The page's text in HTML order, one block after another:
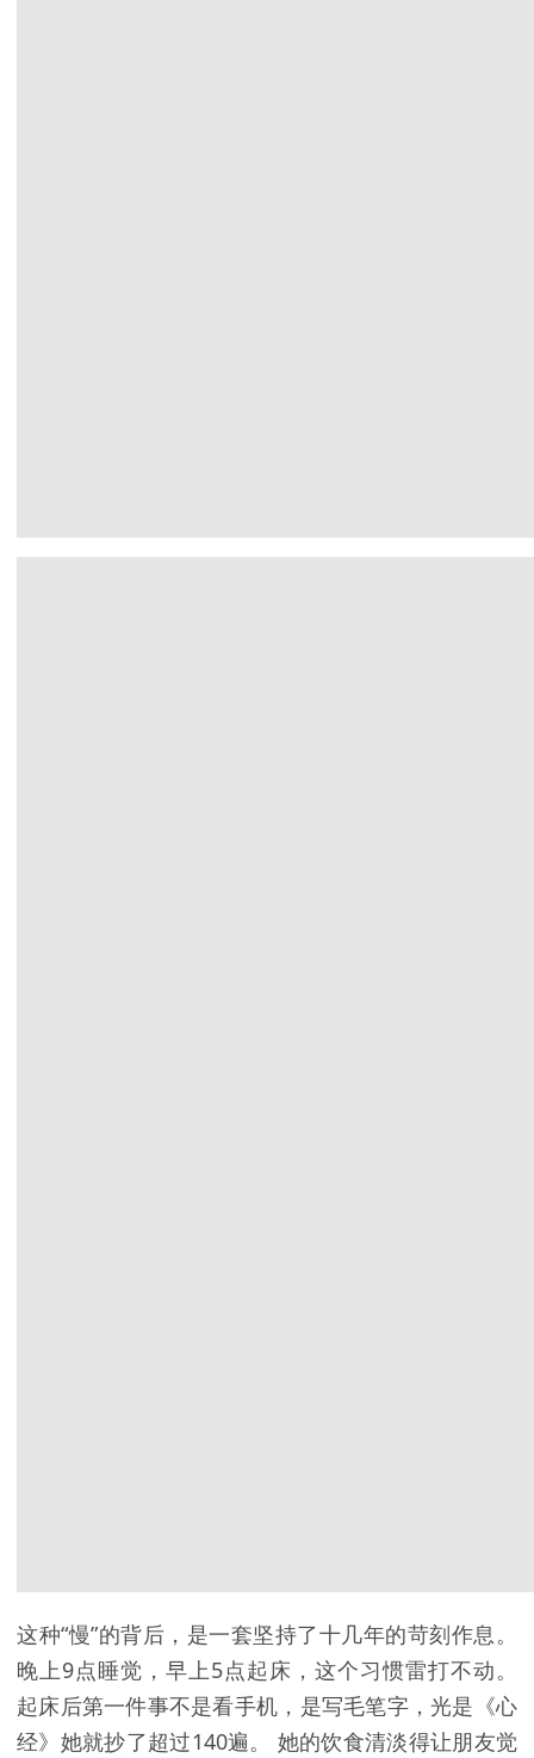
这种“慢”的背后，是一套坚持了十几年的苛刻作息。
晚上9点睡觉，早上5点起床，这个习惯雷打不动。
起床后第一件事不是看手机，是写毛笔字，光是《心
经》她就抄了超过140遍。 她的饮食清淡得让朋友觉